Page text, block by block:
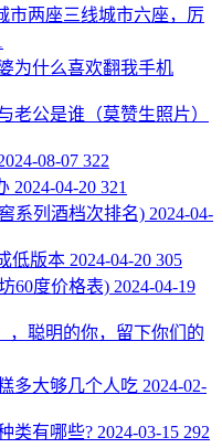
市两座三线城市六座，厉
为什么喜欢翻我手机
老公是谁（莫赞生照片）
08-07 322
2024-04-20 321
系列酒档次排名) 2024-04-
低版本 2024-04-20 305
60度价格表) 2024-04-19
，聪明的你，留下你们的
多大够几个人吃 2024-02-
类有哪些? 2024-03-15 292